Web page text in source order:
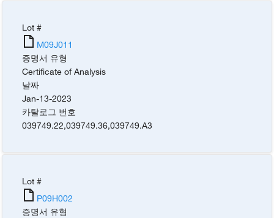
Lot #
M09J011
증명서 유형
Certificate of Analysis
날짜
Jan-13-2023
카탈로그 번호
039749.22,039749.36,039749.A3
Lot #
P09H002
증명서 유형